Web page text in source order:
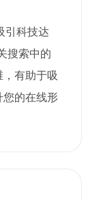
引科技达
搜索中的
有助于吸
的在线形